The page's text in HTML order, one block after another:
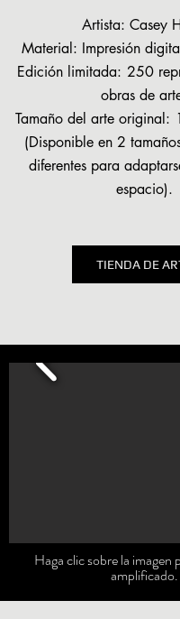
Artista: Casey
Material: Impresión
Edición limitada: 250
obras de
Tamaño del arte original:
(Disponible en 2
diferentes para
espacio).
TIENDA DE
Haga clic sobre la imagen
amplificado.